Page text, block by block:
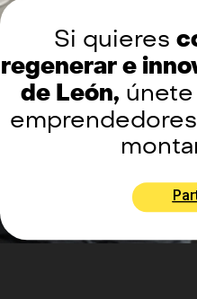
Si quieres
regenerar e
de León,